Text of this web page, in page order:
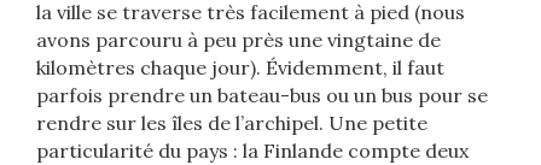
la ville se traverse très facilement à pied (nous
avons parcouru à peu près une vingtaine de
kilomètres chaque jour). Évidemment, il faut
parfois prendre un bateau-bus ou un bus pour se
rendre sur les îles de l’archipel. Une petite
particularité du pays : la Finlande compte deux